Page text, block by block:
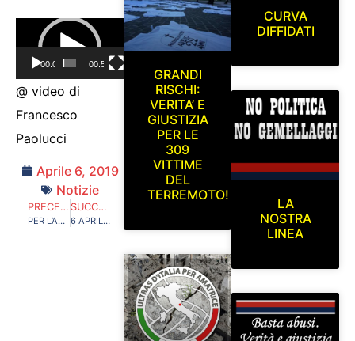
Video
Player
00:00 00:59
@ video di
Francesco
Paolucci
Aprile 6, 2019
Notizie
PRECEDENTE
PER L’AQUILA E PER CHI CI HA LASCIATO! 6 APRILE 2009…6 APRILE 2019
SUCCESSIVO
6 APRILE 2009…6 APRILE 2019. GRAZIE A TUTTE LE TIFOSERIE CHE QUEST’ANNO, COME NEGLI ANNI PASSATI, HANNO AVUTO UN PENSIERO PER NOI E PER L’AQUILA NEL GIORNO DELL’ ANNIVERSARIO DEL TERREMOTO CHE HA COLPITO LA NOSTRA CITTA’
GRANDI
RISCHI:
VERITA’ E
GIUSTIZIA
PER LE
309
VITTIME
DEL
TERREMOTO!
CURVA
DIFFIDATI
LA
NOSTRA
LINEA